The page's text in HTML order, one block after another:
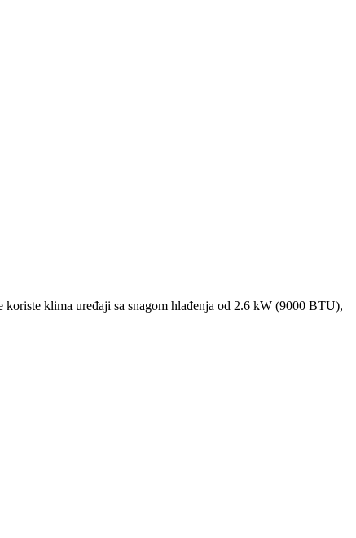
klima uređaji sa snagom hlađenja od 2.6 kW (9000 BTU),